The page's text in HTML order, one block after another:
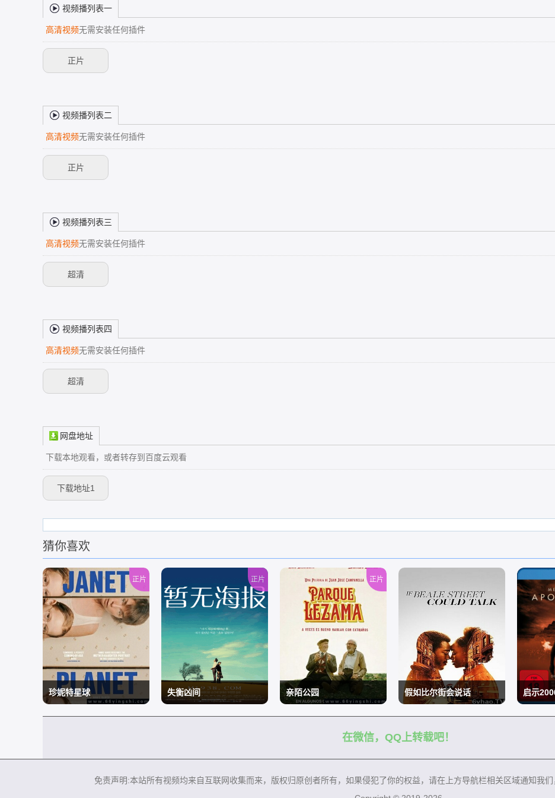
视频播列表一
高清视频无需安装任何插件
正片
视频播列表二
高清视频无需安装任何插件
正片
视频播列表三
高清视频无需安装任何插件
超清
视频播列表四
高清视频无需安装任何插件
超清
网盘地址
下载本地观看，或者转存到百度云观看
下载地址1
猜你喜欢
珍妮特星球
正片
失衡凶间
正片
亲陌公园
正片
假如比尔街会说话 启示
在微信，QQ上转载吧！
免责声明:本站所有视频均来自互联网收集而来，版权归原创者所有，如果侵犯了你的权益，请在上方导航栏相关区域通知我们